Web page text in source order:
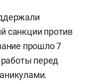
санкции против
прошло 7
перед